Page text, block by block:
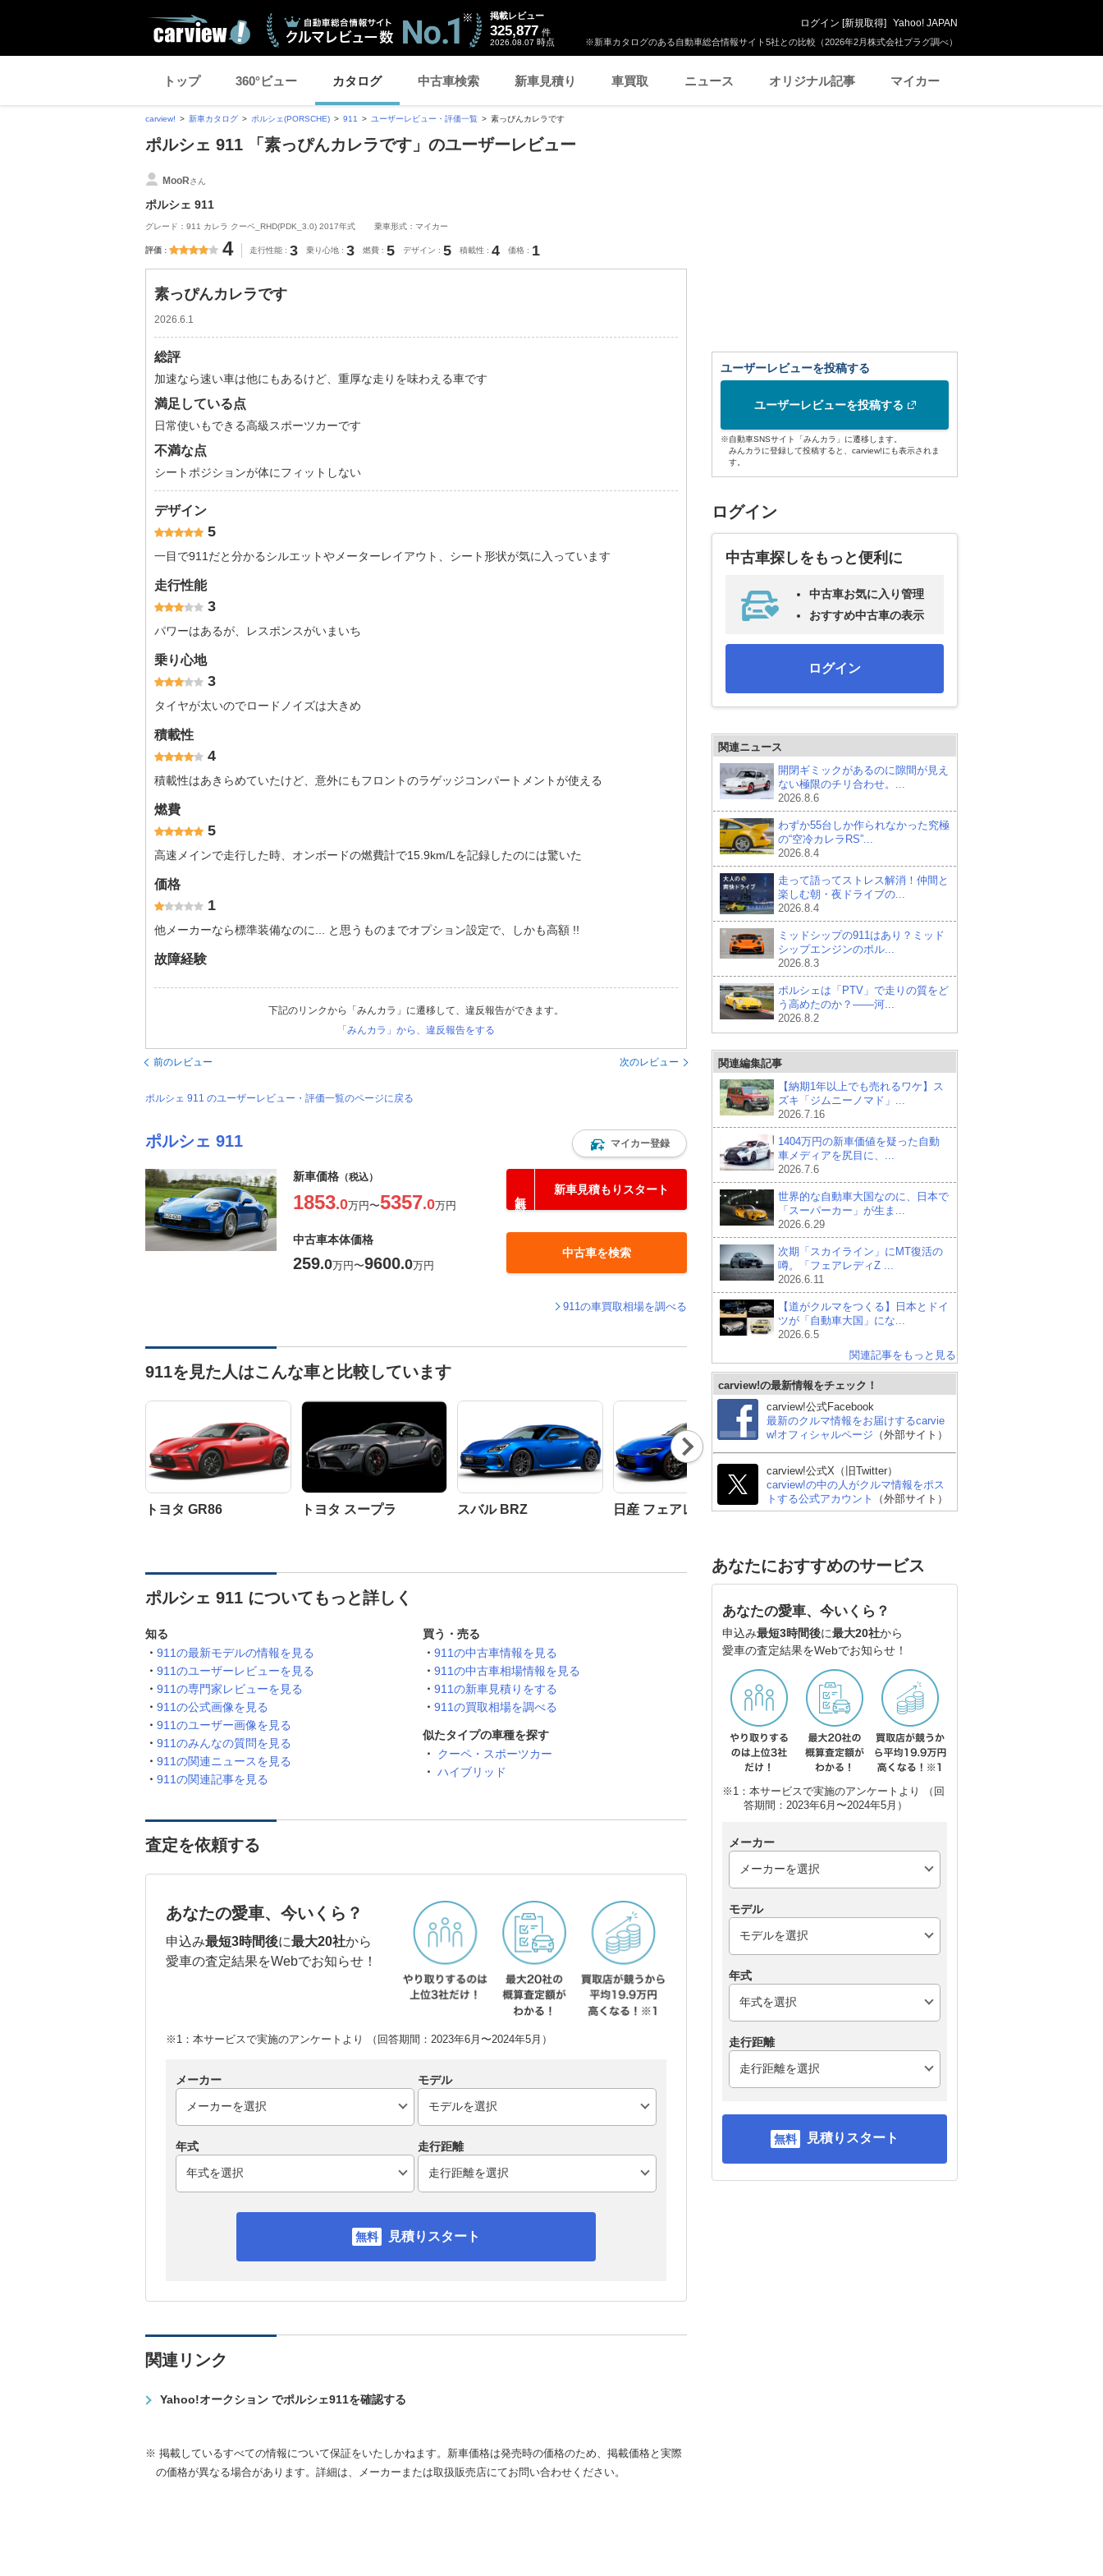
※新車カタログのある自動車総合情報サイト5社との比較（2026年2月株式会社プラグ調べ）
掲載レビュー
325,877 件
2026.08.07 時点
ログイン [新規取得] Yahoo! JAPAN
トップ 360°ビュー カタログ 中古車検索 新車見積り 車買取 ニュース オリジナル記事 マイカー
carview! 新車カタログ ポルシェ(PORSCHE) 911 ユーザーレビュー・評価一覧 素っぴんカレラです
ポルシェ 911 「素っぴんカレラです」のユーザーレビュー
MooRさん
ポルシェ 911
グレード：911 カレラ クーペ_RHD(PDK_3.0) 2017年式 乗車形式：マイカー
評価 4 走行性能 3 乗り心地 3 燃費 5 デザイン 5 積載性 4 価格 1
素っぴんカレラです
2026.6.1
総評
加速なら速い車は他にもあるけど、重厚な走りを味わえる車です
満足している点
日常使いもできる高級スポーツカーです
不満な点
シートポジションが体にフィットしない
デザイン
5
一目で911だと分かるシルエットやメーターレイアウト、シート形状が気に入っています
走行性能
3
パワーはあるが、レスポンスがいまいち
乗り心地
3
タイヤが太いのでロードノイズは大きめ
積載性
4
積載性はあきらめていたけど、意外にもフロントのラゲッジコンパートメントが使える
燃費
5
高速メインで走行した時、オンボードの燃費計で15.9km/Lを記録したのには驚いた
価格
1
他メーカーなら標準装備なのに... と思うものまでオプション設定で、しかも高額 !!
故障経験
下記のリンクから「みんカラ」に遷移して、違反報告ができます。
「みんカラ」から、違反報告をする
前のレビュー 次のレビュー
ポルシェ 911 のユーザーレビュー・評価一覧のページに戻る
ポルシェ 911 マイカー登録
新車価格 （税込）
1853.0万円〜5357.0万円
新車見積もりスタート
中古車本体価格
259.0万円〜9600.0万円
中古車を検索
911の車買取相場を調べる
911を見た人はこんな車と比較しています
トヨタ GR86 トヨタ スープラ スバル BRZ 日産 フェアレディZ ホンダ プレリュード
シボレー コルベット ク
Nex
t
ポルシェ 911 についてもっと詳しく
知る
911の最新モデルの情報を見る
911のユーザーレビューを見る
911の専門家レビューを見る
911の公式画像を見る
911のユーザー画像を見る
911のみんなの質問を見る
911の関連ニュースを見る
911の関連記事を見る
買う・売る
911の中古車情報を見る
911の中古車相場情報を見る
911の新車見積りをする
911の買取相場を調べる
似たタイプの車種を探す
クーペ・スポーツカー
ハイブリッド
査定を依頼する
あなたの愛車、今いくら？
申込み最短3時間後に最大20社から
愛車の査定結果をWebでお知らせ！
※1：本サービスで実施のアンケートより （回答期間：2023年6月〜2024年5月）
メーカー モデル
年式 走行距離
見積りスタート
関連リンク
Yahoo!オークション でポルシェ911を確認する
※ 掲載しているすべての情報について保証をいたしかねます。新車価格は発売時の価格のため、掲載価格と実際
の価格が異なる場合があります。詳細は、メーカーまたは取扱販売店にてお問い合わせください。
ユーザーレビューを投稿する
ユーザーレビューを投稿する
※自動車SNSサイト「みんカラ」に遷移します。
みんカラに登録して投稿すると、carview!にも表示されま
す。
ログイン
中古車探しをもっと便利に
中古車お気に入り管理
おすすめ中古車の表示
ログイン
関連ニュース
開閉ギミックがあるのに隙間が見え
ない極限のチリ合わせ。...
2026.8.6
わずか55台しか作られなかった究極
の“空冷カレラRS”...
2026.8.4
走って語ってストレス解消！仲間と
楽しむ朝・夜ドライブの...
2026.8.4
ミッドシップの911はあり？ミッド
シップエンジンのポル...
2026.8.3
ポルシェは「PTV」で走りの質をど
う高めたのか？——河...
2026.8.2
関連編集記事
【納期1年以上でも売れるワケ】ス
ズキ「ジムニーノマド」...
2026.7.16
1404万円の新車価値を疑った自動
車メディアを尻目に、...
2026.7.6
世界的な自動車大国なのに、日本で
「スーパーカー」が生ま...
2026.6.29
次期「スカイライン」にMT復活の
噂。「フェアレディZ ...
2026.6.11
【道がクルマをつくる】日本とドイ
ツが「自動車大国」にな...
2026.6.5
関連記事をもっと見る
carview!の最新情報をチェック！
carview!公式Facebook
最新のクルマ情報をお届けするcarvie
w!オフィシャルページ （外部サイト）
carview!公式X（旧Twitter）
carview!の中の人がクルマ情報をポス
トする公式アカウント
（外部サイト）
あなたにおすすめのサービス
あなたの愛車、今いくら？
申込み最短3時間後に最大20社から
愛車の査定結果をWebでお知らせ！
※1：本サービスで実施のアンケートより （回
答期間：2023年6月〜2024年5月）
メーカー
モデル
年式
走行距離
見積りスタート